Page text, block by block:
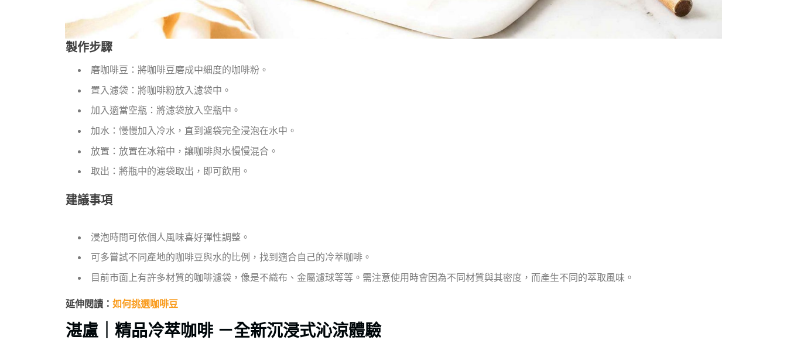
製作步驟
磨咖啡豆：將咖啡豆磨成中細度的咖啡粉。
置入濾袋：將咖啡粉放入濾袋中。
加入適當空瓶：將濾袋放入空瓶中。
加水：慢慢加入冷水，直到濾袋完全浸泡在水中。
放置：放置在冰箱中，讓咖啡與水慢慢混合。
取出：將瓶中的濾袋取出，即可飲用。
建議事項
浸泡時間可依個人風味喜好彈性調整。
可多嘗試不同產地的咖啡豆與水的比例，找到適合自己的冷萃咖啡。
目前市面上有許多材質的咖啡濾袋，像是不織布、金屬濾球等等。需注意使用時會因為不同材質與其密度，而產生不同的萃取風味。
延伸閱讀： 如何挑選咖啡豆
湛盧｜精品冷萃咖啡 －全新沉浸式沁涼體驗